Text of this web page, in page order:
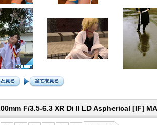
F/3.5-6.3 XR Di II LD Aspherical [IF]